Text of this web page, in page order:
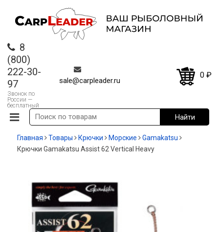
8
(800)
222-30-
97
Звонок по
России —
бесплатный
sale@carpleader.ru
0 ₽
Главная Товары Крючки Морские
Gamakatsu
Крючки Gamakatsu Assist 62 Vertical Heavy